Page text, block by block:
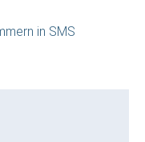
in SMS